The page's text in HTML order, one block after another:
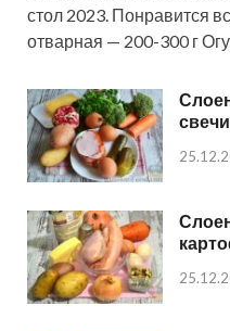
стол 2023. Понравится
отварная — 200-300 г